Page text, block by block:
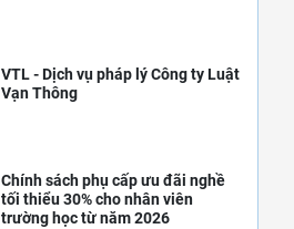
VTL - Dịch vụ pháp lý Công ty Luật
Vạn Thông
Chính sách phụ cấp ưu đãi nghề
tối thiểu 30% cho nhân viên
trường học từ năm 2026